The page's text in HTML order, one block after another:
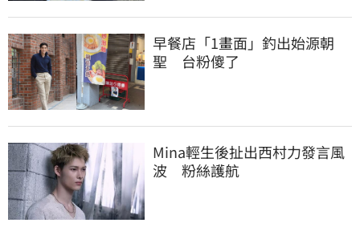
早餐店「1畫面」釣出始源朝
聖　台粉傻了
Mina輕生後扯出西村力發言風
波　粉絲護航